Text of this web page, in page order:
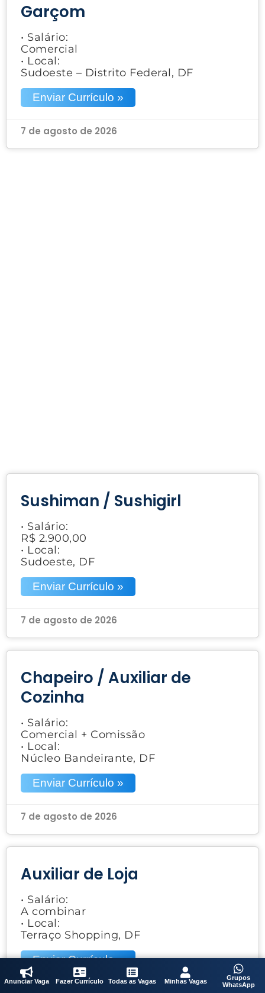
Garçom
• Salário:
Comercial
• Local:
Sudoeste – Distrito Federal, DF
Enviar Currículo »
7 de agosto de 2026
Sushiman / Sushigirl
• Salário:
R$ 2.900,00
• Local:
Sudoeste, DF
Enviar Currículo »
7 de agosto de 2026
Chapeiro / Auxiliar de
Cozinha
• Salário:
Comercial + Comissão
• Local:
Núcleo Bandeirante, DF
Enviar Currículo »
7 de agosto de 2026
Auxiliar de Loja
• Salário:
A combinar
• Local:
Terraço Shopping, DF
Enviar Currículo »
Anunciar Vaga Fazer Currículo Todas as Vagas Minhas Vagas
Grupos
WhatsApp